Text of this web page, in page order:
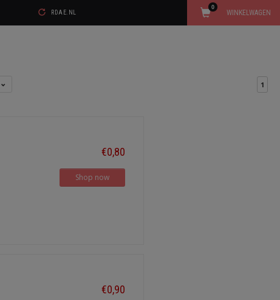
RDAE.NL WINKELWAGEN
0
1
€0,80
Shop now
€0,90